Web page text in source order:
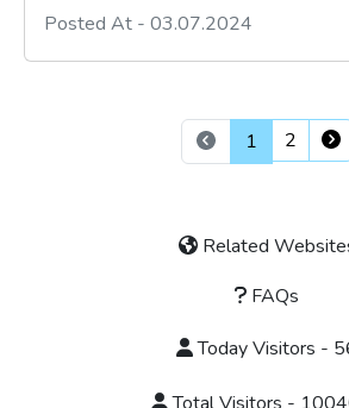
Posted At - 03.07.2024
1 2
Related
FAQs
Today Visitors -